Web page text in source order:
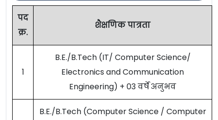
पद
क्र.
शैक्षणिक पात्रता
1
B.E./B.Tech (IT/ Computer Science/
Electronics and Communication
Engineering) + 03 वर्षे अनुभव
B.E./B.Tech (Computer Science / Computer